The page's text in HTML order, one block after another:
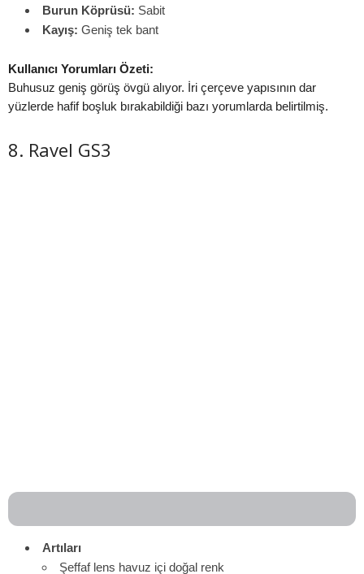
Burun Köprüsü: Sabit
Kayış: Geniş tek bant
Kullanıcı Yorumları Özeti:
Buhusuz geniş görüş övgü alıyor. İri çerçeve yapısının dar
yüzlerde hafif boşluk bırakabildiği bazı yorumlarda belirtilmiş.
8. Ravel GS3
Artıları
Şeffaf lens havuz içi doğal renk